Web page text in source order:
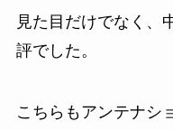
見た目だけでなく、
評でした。
こちらもアンテナシ